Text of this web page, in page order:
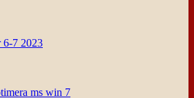
6-7 2023
ms win 7